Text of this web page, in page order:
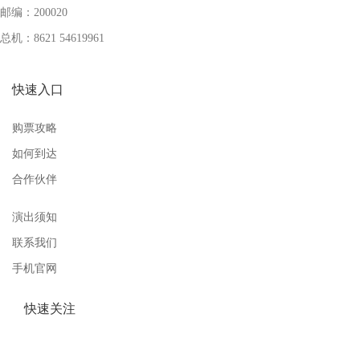
邮编：200020
总机：8621 54619961
快速入口
购票攻略
如何到达
合作伙伴
演出须知
联系我们
手机官网
快速关注